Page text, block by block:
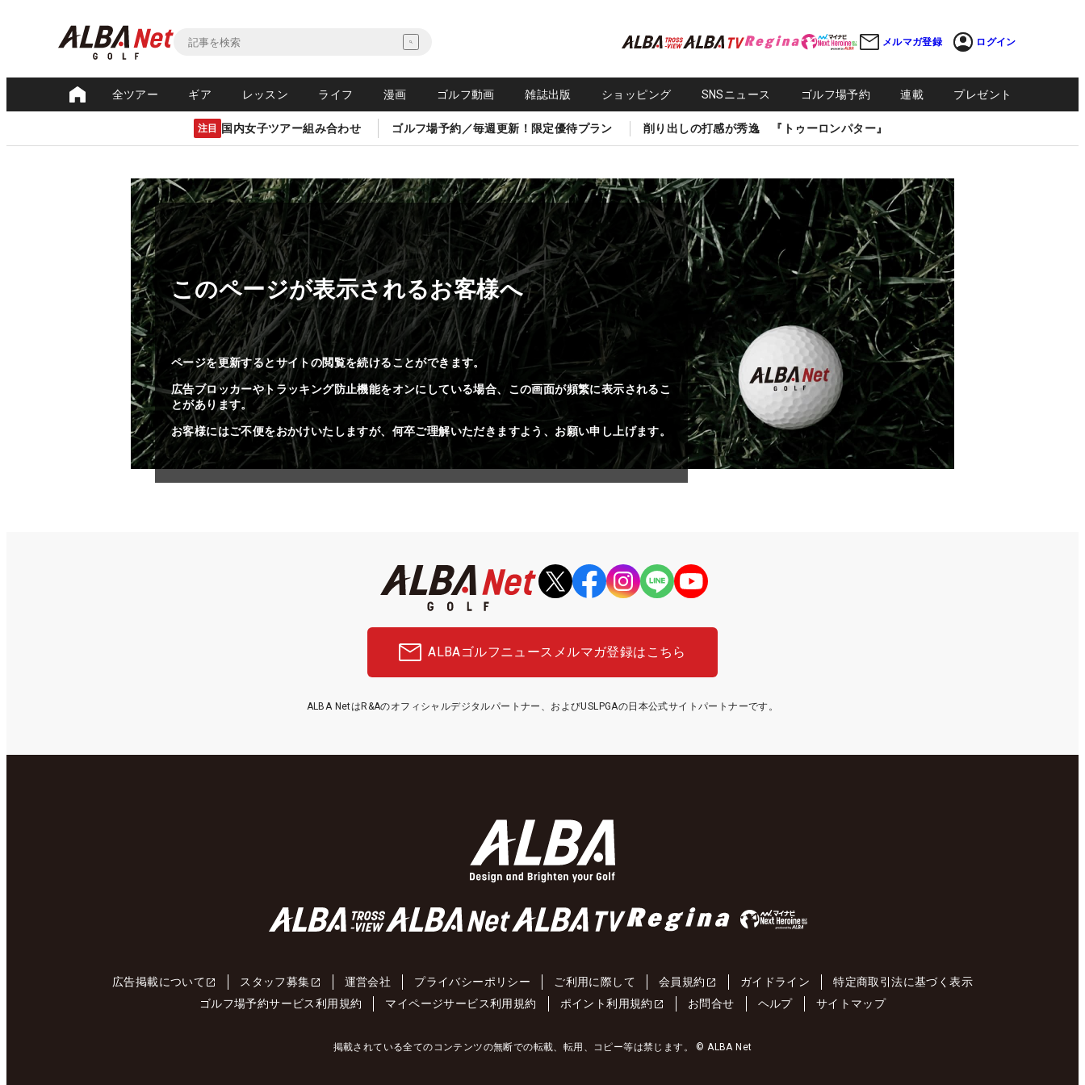
メルマガ登録 ログイン
全ツアー ギア レッスン ライフ 漫画 ゴルフ動画 雑誌出版 ショッピング SNSニュース ゴルフ場予約 連載 プレゼント
注目 国内女子ツアー組み合わせ ゴルフ場予約／毎週更新！限定優待プラン 削り出しの打感が秀逸 『トゥーロンパター』
このページが表示されるお客様へ
ページを更新するとサイトの閲覧を続けることができます。
広告ブロッカーやトラッキング防止機能をオンにしている場合、この画面が頻繁に表示されるこ
とがあります。
お客様にはご不便をおかけいたしますが、何卒ご理解いただきますよう、お願い申し上げます。
ALBAゴルフニュース メルマガ登録はこちら
ALBA NetはR&Aのオフィシャルデジタルパートナー、およびUSLPGAの日本公式サイトパートナーです。
広告掲載について スタッフ募集 運営会社 プライバシーポリシー ご利用に際して 会員規約 ガイドライン
特定商取引法に基づく表示
ゴルフ場予約サービス利用規約
マイページサービス利用規約 ポイント利用規約 お問合せ ヘルプ サイトマップ
掲載されている全てのコンテンツの無断での転載、転用、コピー等は禁じます。 © ALBA Net